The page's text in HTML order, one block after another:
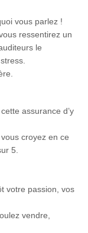
vous parlez !
ressentirez un
le
assurance d’y
croyez en ce
5.
votre passion, vos
vendre,